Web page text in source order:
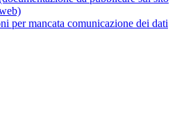
per mancata comunicazione dei dati